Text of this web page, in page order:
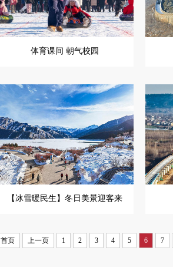
体育课间 朝气校园
【冰雪暖民生】冬日美景迎客来
首页 上一页 1 2 3 4 5 6 7